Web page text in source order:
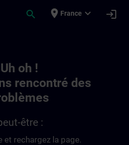
search place France expand_more login
Uh oh !
rencontré des
être :
et rechargez la page.